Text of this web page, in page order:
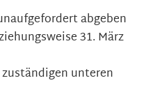
abgeben
31. März
unteren